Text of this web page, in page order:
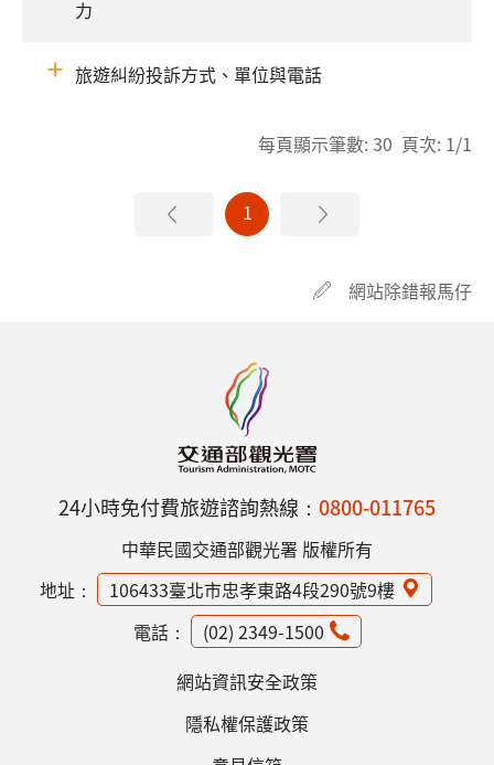
力
旅遊糾紛投訴方式、單位與電話
每頁顯示筆數: 30 頁次: 1/1
1
網站除錯報馬仔
24小時免付費旅遊諮詢熱線： 0800-011765
中華民國交通部觀光署 版權所有
地址：
106433臺北市忠孝東路4段290號9樓
電話：
(02) 2349-1500
網站資訊安全政策
隱私權保護政策